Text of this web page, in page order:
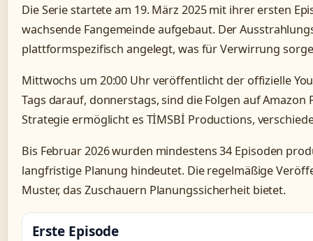
Die Serie startete am 19. März 2025 mit ihrer ersten
wachsende Fangemeinde aufgebaut. Der
plattformspezifisch angelegt, was für Verwirrung
Mittwochs um 20:00 Uhr veröffentlicht der offizielle
Tags darauf, donnerstags, sind die Folgen auf Amazon
Strategie ermöglicht es TİMSBİ Productions,
Bis Februar 2026 wurden mindestens 34 Episoden
langfristige Planung hindeutet. Die regelmäßige
Muster, das Zuschauern Planungssicherheit bietet.
Erste Episode